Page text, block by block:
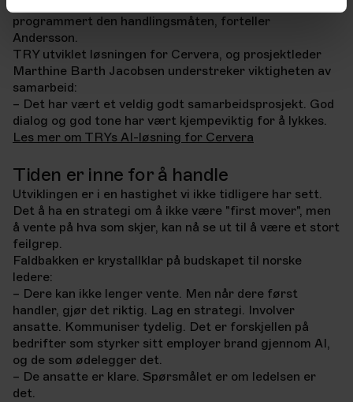
tenkt på selv. Dette uten at vi eksplisitt hadde
programmert den handlingsmåten, forteller
Andersson.
TRY utviklet løsningen for Cervera, og prosjektleder
Marthine Barth Jacobsen understreker viktigheten av
samarbeid:
– Det har vært et veldig godt samarbeidsprosjekt. God
dialog og god tone har vært kjempeviktig for å lykkes.
Les mer om TRYs AI-løsning for Cervera
Tiden er inne for å handle
Utviklingen er i en hastighet vi ikke tidligere har sett.
Det å ha en strategi om å ikke være "first mover", men
å vente på hva som skjer, kan nå se ut til å være et stort
feilgrep.
Faldbakken er krystallklar på budskapet til norske
ledere:
– Dere kan ikke lenger vente. Men når dere først
handler, gjør det riktig. Lag en strategi. Involver
ansatte. Kommuniser tydelig. Det er forskjellen på
bedrifter som styrker sitt employer brand gjennom AI,
og de som ødelegger det.
– De ansatte er klare. Spørsmålet er om ledelsen er
det.